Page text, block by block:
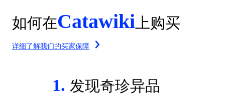
如何在Catawiki 上购买
详细了解我们的买家保障
1. 发现奇珍异品